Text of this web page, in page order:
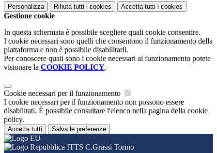
Personalizza Rifiuta tutti i cookies Accetta tutti i cookies
Gestione cookie
In questa schermata è possibile scegliere quali cookie consentire.
I cookie necessari sono quelli che consentono il funzionamento della
piattaforma e non è possibile disabilitarli.
Per conoscere quali sono i cookie necessari al funzionamento potete
visionare la COOKIE POLICY.
Cookie necessari per il funzionamento
I cookie necessari per il funzionamento non possono essere
disabilitati. È possibile consultare l'elenco nella pagina della cookie
policy.
Accetta tutti Salva le preferenze
ITTS C.Grassi Torino